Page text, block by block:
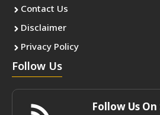
Contact Us
Disclaimer
Privacy Policy
Follow Us
Follow Us